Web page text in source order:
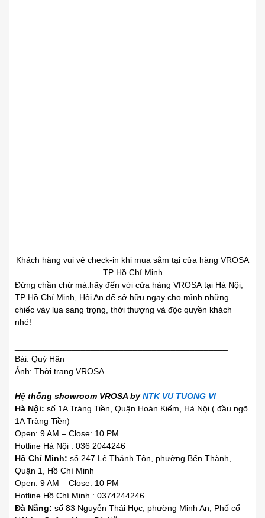
Khách hàng vui vẻ check-in khi mua sắm tại cửa hàng VROSA
TP Hồ Chí Minh
Đừng chần chừ mà.hãy đến với cửa hàng VROSA.tại Hà Nội,
TP Hồ Chí Minh, Hội An để sở hữu ngay cho mình những
chiếc váy lụa sang trọng, thời thượng và độc quyền khách
nhé!
Bài: Quý Hân
Ảnh: Thời trang VROSA
Hệ thống showroom VROSA byNTK VU TUONG VI
Hà Nội: số 1A Tràng Tiền, Quận Hoàn Kiếm, Hà Nội ( đầu ngõ
1A Tràng Tiền)
Open: 9 AM – Close: 10 PM
Hotline Hà Nội : 036 2044246
Hồ Chí Minh: số 247 Lê Thánh Tôn, phường Bến Thành,
Quận 1, Hồ Chí Minh
Open: 9 AM – Close: 10 PM
Hotline Hồ Chí Minh : 0374244246
Đà Nẵng: số 83 Nguyễn Thái Học, phường Minh An, Phố cổ